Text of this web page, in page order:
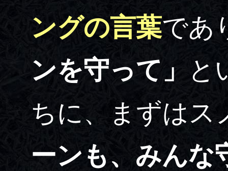
ングの言葉であ
ンを守って」
と
ちに、まずはス
ーンも、みんな